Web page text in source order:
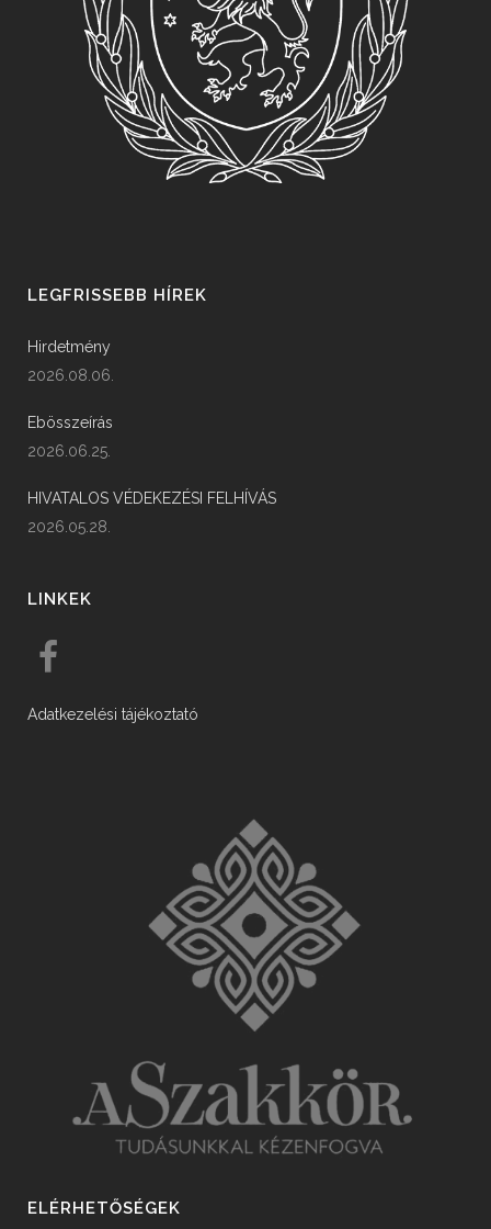
LEGFRISSEBB HÍREK
Hirdetmény
2026.08.06.
Ebösszeírás
2026.06.25.
HIVATALOS VÉDEKEZÉSI FELHÍVÁS
2026.05.28.
LINKEK
Adatkezelési tájékoztató
ELÉRHETŐSÉGEK